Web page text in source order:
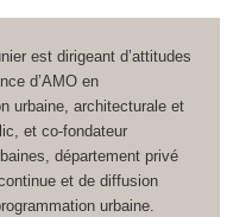
est dirigeant d’attitudes
d’AMO en
urbaine, architecturale et
et co-fondateur
département privé
et de diffusion
urbaine.